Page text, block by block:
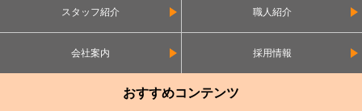
スタッフ紹介 職人紹介
会社案内 採用情報
おすすめコンテンツ